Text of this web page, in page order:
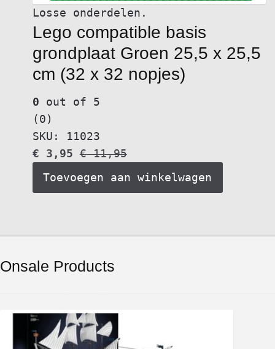
Losse onderdelen.
Lego compatible basis
grondplaat Groen 25,5 x 25,5
cm (32 x 32 nopjes)
0 out of 5
(0)
SKU: 11023
€ 3,95 €11,95
Toevoegen aan winkelwagen
Onsale Products